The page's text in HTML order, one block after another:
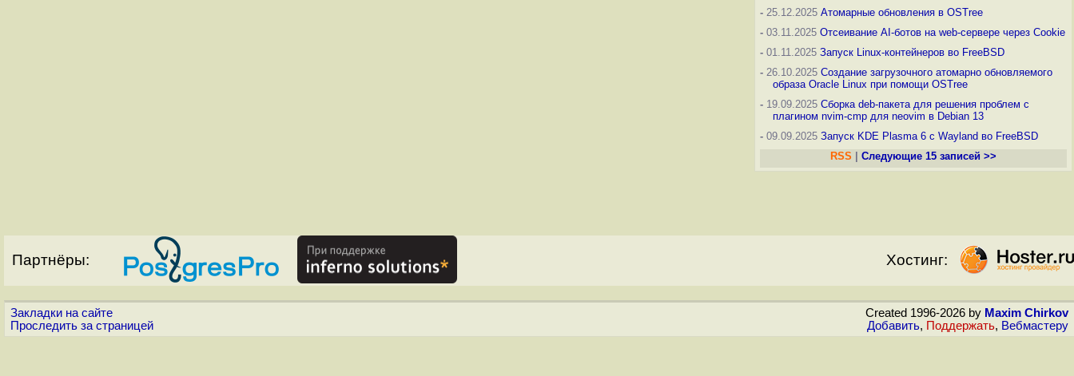
- 25.12.2025 Атомарные обновления в OSTree
- 03.11.2025 Отсеивание AI-ботов на web-сервере через Cookie
- 01.11.2025 Запуск Linux-контейнеров во FreeBSD
- 26.10.2025 Создание загрузочного атомарно обновляемого
образа Oracle Linux при помощи OSTree
- 19.09.2025 Сборка deb-пакета для решения проблем с
плагином nvim-cmp для neovim в Debian 13
- 09.09.2025 Запуск KDE Plasma 6 с Wayland во FreeBSD
RSS
Следующие 15 записей >>
Партнёры: Хостинг:
Закладки на сайте
Проследить за страницей
Created 1996-2026 by Maxim Chirkov
Добавить, Поддержать, Вебмастеру